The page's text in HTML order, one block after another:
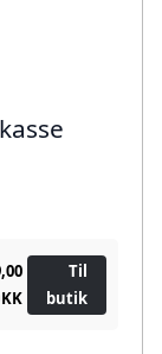
Til
butik